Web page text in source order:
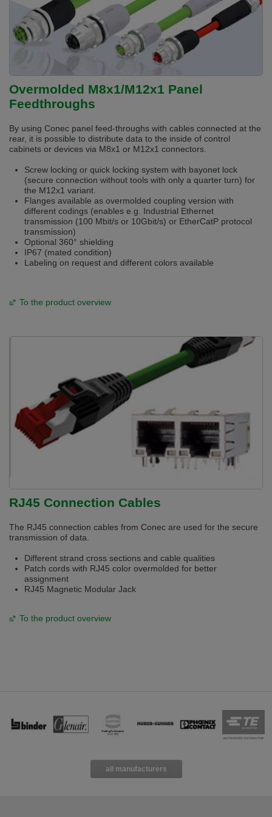
selected one. This website is also available in German. Would you like to
switch to the German version?
Switch to German version Stay on this version
Wir haben erkannt, dass ihr Browser eine andere Sprache als die derzeit
Zur deutschen Version wechseln
We have detected, that your browser prefers another language than the
selected one. This website is also available in Czech. Would you like to
switch to the Czech version?
Switch to Czech version Stay on this version
Zdá se, že Váš prohlížeč je v jiném jazyce, než jaký je momentálně používán.
Tato stránka je k dispozici i v češtině. Chcete přepnout na českou verzi?
Přepnout na českou verzi Zůstaňte v této verzi
Váš prohlížeč se zdá být v jiném jazyce, než je právě používaný jazyk. Tato
stránka je také k dispozici v němčině. Přejete si přejít na německou verzi?
Wir haben erkannt, dass ihr Browser eine andere Sprache als die derzeit
Auf dieser Version bleiben
Váš prohlížeč se zdá být v jiném jazyce, než je právě používaný jazyk. Tato
stránka je k dispozici také v angličtině. Přejete si přepnout na anglickou
Přepněte na anglickou verzi Zůstaňte v této verzi
We have detected, that your browser prefers another language than the
selected one. This website is also available in English. Would you like to
Overmolded M8x1/M12x1 Panel
Feedthroughs
By using Conec panel feed-throughs with cables connected at the
rear, it is possible to distribute data to the inside of control
cabinets or devices via M8x1 or M12x1 connectors.
Screw locking or quick locking system with bayonet lock
(secure connection without tools with only a quarter turn) for
the M12x1 variant.
Flanges available as overmolded coupling version with
different codings (enables e.g. Industrial Ethernet
transmission (100 Mbit/s or 10Gbit/s) or EtherCatP protocol
transmission)
Optional 360° shielding
IP67 (mated condition)
Labeling on request and different colors available
To the product overview
RJ45 Connection Cables
The RJ45 connection cables from Conec are used for the secure
transmission of data.
Different strand cross sections and cable qualities
Patch cords with RJ45 color overmolded for better
assignment
RJ45 Magnetic Modular Jack
To the product overview
all manufacturers